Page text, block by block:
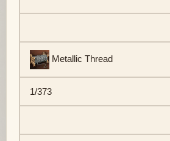
Metallic Thread
1/373